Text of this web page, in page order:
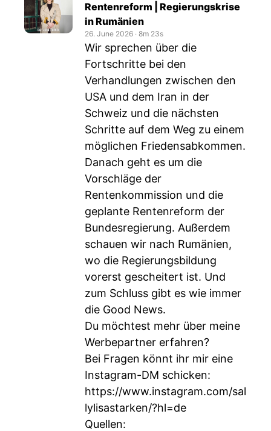
Rentenreform | Regierungskrise
in Rumänien
26. June 2026 ‧ 8m 23s
Wir sprechen über die
Fortschritte bei den
Verhandlungen zwischen den
USA und dem Iran in der
Schweiz und die nächsten
Schritte auf dem Weg zu einem
möglichen Friedensabkommen.
Danach geht es um die
Vorschläge der
Rentenkommission und die
geplante Rentenreform der
Bundesregierung. Außerdem
schauen wir nach Rumänien,
wo die Regierungsbildung
vorerst gescheitert ist. Und
zum Schluss gibt es wie immer
die Good News.
Du möchtest mehr über meine
Werbepartner erfahren?
Bei Fragen könnt ihr mir eine
Instagram-DM schicken:
https://www.instagram.com/sal
lylisastarken/?hl=de
Quellen: